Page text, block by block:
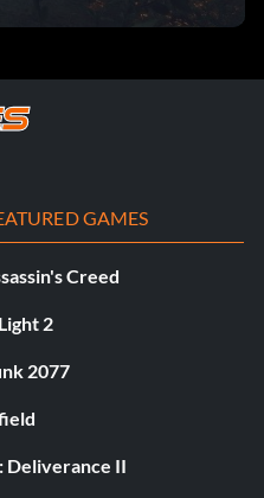
GAMES
Creed
2
2077
Deliverance II